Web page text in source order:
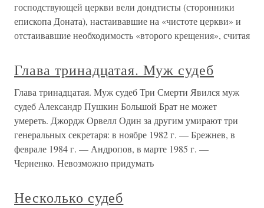
господствующей церкви вели дондтисты (сторонники
епископа Доната), настаивавшие на «чистоте церкви» и
отстаивавшие необходимость «второго крещения», считая
Глава тринадцатая. Муж судеб
Глава тринадцатая. Муж судеб Три Смерти Явился муж
судеб Александр Пушкин Большой Брат не может
умереть. Джордж Орвелл Один за другим умирают три
генеральных секретаря: в ноябре 1982 г. — Брежнев, в
феврале 1984 г. — Андропов, в марте 1985 г. —
Черненко. Невозможно придумать
Несколько судеб